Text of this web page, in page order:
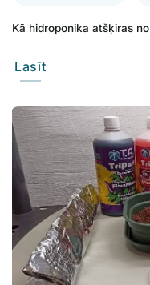
Kā hidroponika atšķiras
Lasīt